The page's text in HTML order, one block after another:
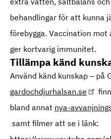
behandlingar för att kunna
förebygga. Vaccination
ger kortvarig immunitet.
Tillämpa känd
Använd känd kunskap – på
gardochdjurhalsan.se
bland annat nya-
samt filmer att se i länk: